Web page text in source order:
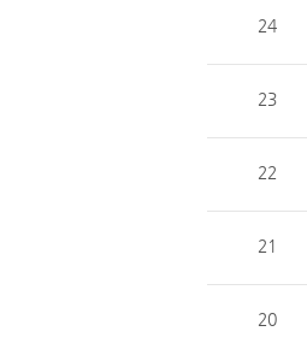
24
23
22
21
20